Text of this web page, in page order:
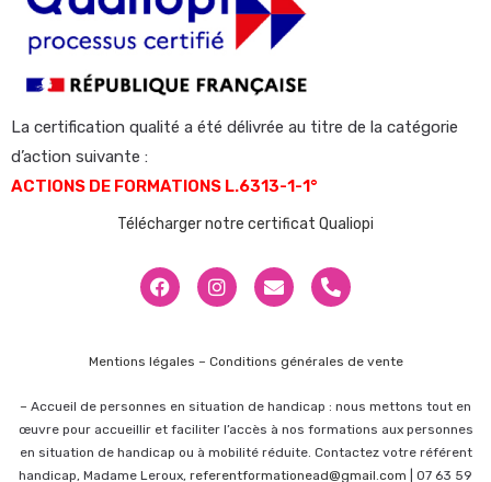
La certification qualité a été délivrée au titre de la catégorie
d’action suivante :
ACTIONS DE FORMATIONS L.6313-1-1°
Télécharger notre certificat Qualiopi
Mentions légales – Conditions générales de vente
– Accueil de personnes en situation de handicap : nous mettons tout en
œuvre pour accueillir et faciliter l’accès à nos formations aux personnes
en situation de handicap ou à mobilité réduite. Contactez votre référent
handicap, Madame Leroux, referentformationead@gmail.com | 07 63 59